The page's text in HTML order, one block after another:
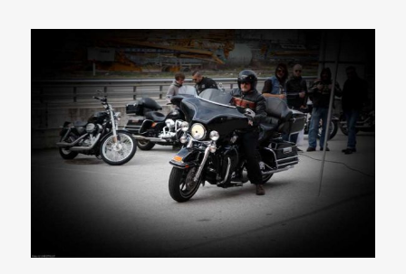
Dolomiti Chapter
Finance